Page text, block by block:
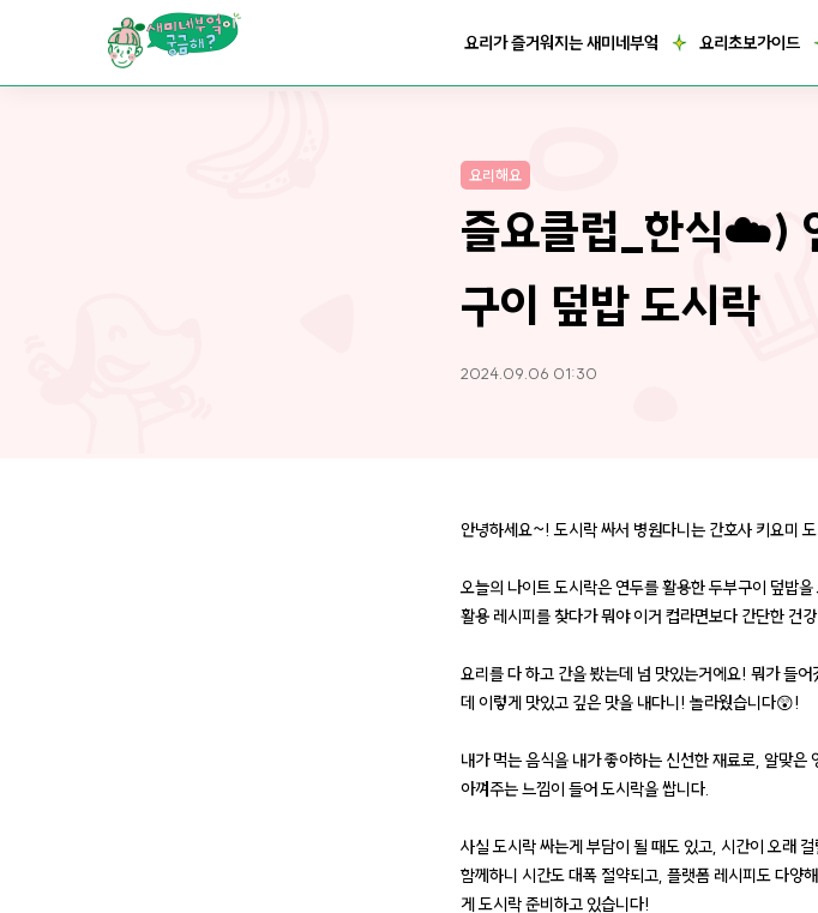
요리가 즐거워지는 새미네부엌 요리초보가이드
요리해요
즐요클럽_한식☁️)
구이 덮밥 도시락
2024.09.06 01:30
안녕하세요~! 도시락 싸서 병원다니는 간호사 키요
오늘의 나이트 도시락은 연두를 활용한 두부구이 덮밥
활용 레시피를 찾다가 뭐야 이거 컵라면보다 간단한
요리를 다 하고 간을 봤는데 넘 맛있는거에요! 뭐가 들
데 이렇게 맛있고 깊은 맛을 내다니! 놀라웠습니다😲!
내가 먹는 음식을 내가 좋아하는 신선한 재료로, 알맞
아껴주는 느낌이 들어 도시락을 쌉니다.
사실 도시락 싸는게 부담이 될 때도 있고, 시간이 오래
함께하니 시간도 대폭 절약되고, 플랫폼 레시피도 다양
게 도시락 준비하고 있습니다!